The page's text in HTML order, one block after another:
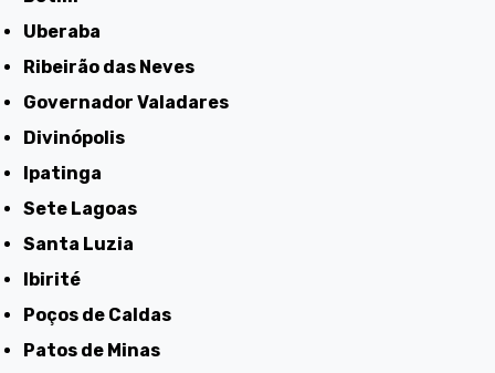
Uberaba
Ribeirão das Neves
Governador Valadares
Divinópolis
Ipatinga
Sete Lagoas
Santa Luzia
Ibirité
Poços de Caldas
Patos de Minas